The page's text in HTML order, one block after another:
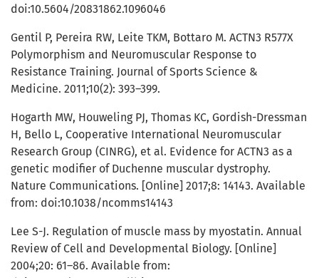
doi:10.5604/20831862.1096046
Gentil P, Pereira RW, Leite TKM, Bottaro M. ACTN3 R577X
Polymorphism and Neuromuscular Response to
Resistance Training. Journal of Sports Science &
Medicine. 2011;10(2): 393–399.
Hogarth MW, Houweling PJ, Thomas KC, Gordish-Dressman
H, Bello L, Cooperative International Neuromuscular
Research Group (CINRG), et al. Evidence for ACTN3 as a
genetic modifier of Duchenne muscular dystrophy.
Nature Communications. [Online] 2017;8: 14143. Available
from: doi:10.1038/ncomms14143
Lee S-J. Regulation of muscle mass by myostatin. Annual
Review of Cell and Developmental Biology. [Online]
2004;20: 61–86. Available from: